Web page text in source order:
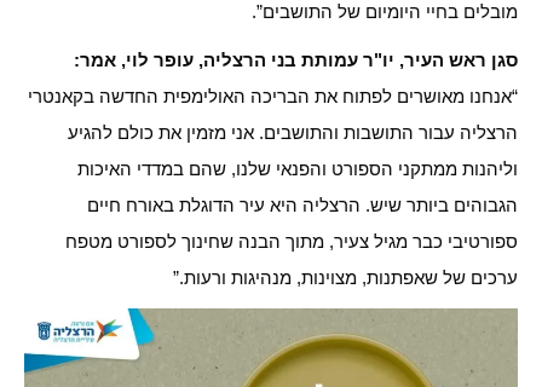
מובלים בחיי היומיום של התושבים”.
סגן ראש העיר, יו"ר עמותת בני הרצליה, עופר לוי, אמר:
“אנחנו מאושרים לפתוח את הבריכה האולימפית החדשה בקאנטרי
הרצליה עבור התושבות והתושבים. אני מזמין את כולם להגיע
וליהנות ממתקני הספורט והפנאי שלנו, שהם במדדי האיכות
הגבוהים ביותר שיש. הרצליה היא עיר הדוגלת באורח חיים
ספורטיבי כבר מגיל צעיר, מתוך הבנה שחינוך לספורט מטפח
ערכים של שאפתנות, מצוינות, מנהיגות ורעות.”